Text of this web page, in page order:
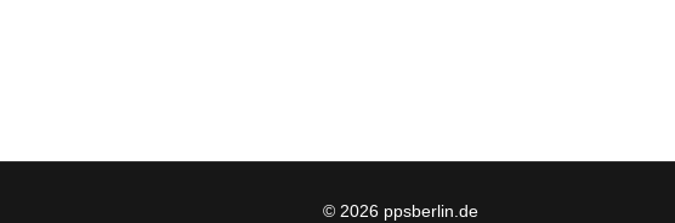
© 2026 ppsberlin.de